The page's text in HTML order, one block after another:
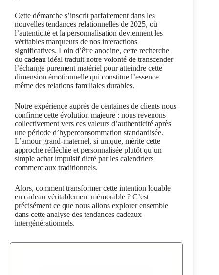
Cette démarche s’inscrit parfaitement dans les
nouvelles tendances relationnelles de 2025, où
l’autenticité et la personnalisation deviennent les
véritables marqueurs de nos interactions
significatives. Loin d’être anodine, cette recherche
du cadeau idéal traduit notre volonté de transcender
l’échange purement matériel pour atteindre cette
dimension émotionnelle qui constitue l’essence
même des relations familiales durables.
Notre expérience auprès de centaines de clients nous
confirme cette évolution majeure : nous revenons
collectivement vers ces valeurs d’authenticité après
une période d’hyperconsommation standardisée.
L’amour grand-maternel, si unique, mérite cette
approche réfléchie et personnalisée plutôt qu’un
simple achat impulsif dicté par les calendriers
commerciaux traditionnels.
Alors, comment transformer cette intention louable
en cadeau véritablement mémorable ? C’est
précisément ce que nous allons explorer ensemble
dans cette analyse des tendances cadeaux
intergénérationnels.